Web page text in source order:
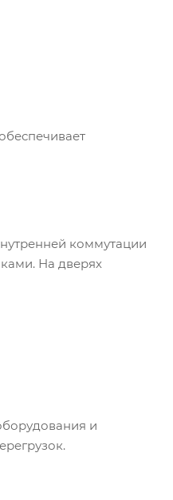
коммутации
На дверях
и